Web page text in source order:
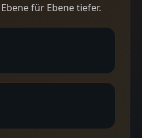
für Ebene tiefer.